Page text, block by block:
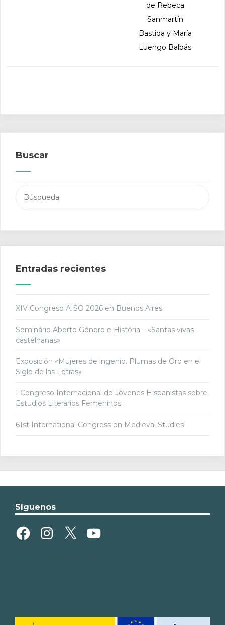
de Rebeca
Sanmartín
Bastida y María
Luengo Balbás
Buscar
Entradas recientes
XIV Congreso AISO 2026 en Buenos Aires
Seminário Aberto Género e História – «Santas vivas
castelhanas»
Exposición «Mujeres de ingenio. Plumas de Oro en el
Siglo de las Letras»
I Congreso Internacional de Jóvenes Hispanistas sobre
Estudios Literarios Femeninos
61st International Congress on Medieval Studies
Síguenos
FacebookInstagram
X YouTube